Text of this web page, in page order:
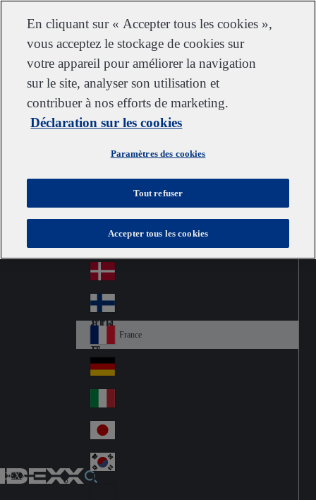
Go to home
Jump to navigation
Jump to content
Service clientèleNous contacter S’abonner Carrières chez IDEXX Fournisseurs
IDEXX
France
Au
str
ali
Australia
Au
stri
azi
na
Canada
Ch
ina
中国大陆
Cz
ec
h
Česko
De
nm
ark
Fin
d
Fra
nc
e
France
Ge
an
y
Ital
y
Jap
an
Ko
En cliquant sur « Accepter tous les cookies »,
vous acceptez le stockage de cookies sur
votre appareil pour améliorer la navigation
sur le site, analyser son utilisation et
contribuer à nos efforts de marketing.
Déclaration sur les cookies
Paramètres des cookies
Tout refuser
Accepter tous les cookies